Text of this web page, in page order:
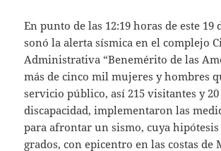
En punto de las 12:19 horas de este 19
sonó la alerta sísmica en el complejo
Administrativa “Benemérito de las
más de cinco mil mujeres y hombres
servicio público, así 215 visitantes y
discapacidad, implementaron las
para afrontar un sismo, cuya hipótesis
grados, con epicentro en las costas de